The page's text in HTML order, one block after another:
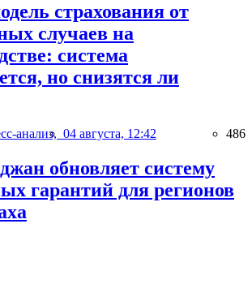
страхования от
случаев на
система
но снизятся ли
анализ, 04 августа, 12:42 486
обновляет систему
гарантий для регионов